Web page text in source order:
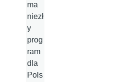
ma
niezł
y
prog
ram
dla
Pols